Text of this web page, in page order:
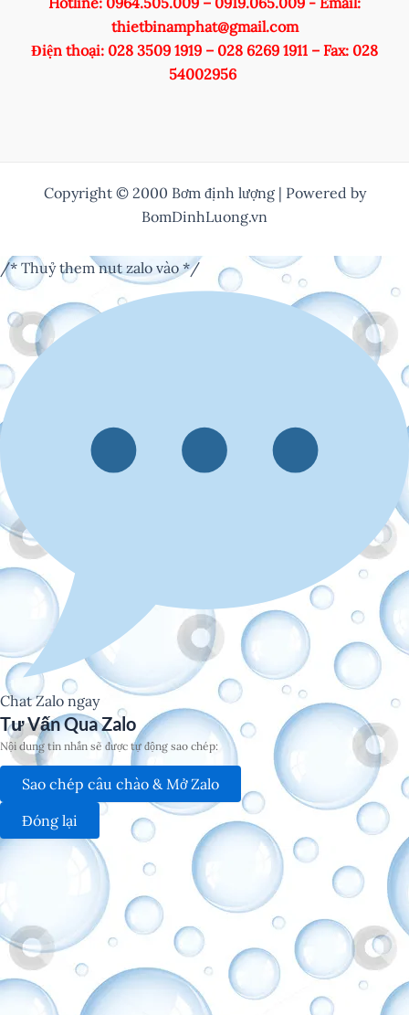
thietbinamphat@gmail.com
Điện thoại: 028 3509 1919 – 028 6269 1911 – Fax: 028
54002956
Copyright © 2000 Bơm định lượng | Powered by
BomDinhLuong.vn
/* Thuỷ them nut zalo vào */
Chat Zalo ngay
Tư Vấn Qua Zalo
Nội dung tin nhắn sẽ được tự động sao chép:
Sao chép câu chào & Mở Zalo
Đóng lại